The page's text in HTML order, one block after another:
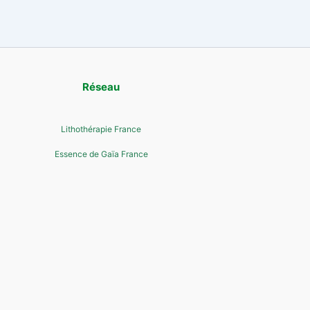
Réseau
Lithothérapie France
Essence de Gaïa France